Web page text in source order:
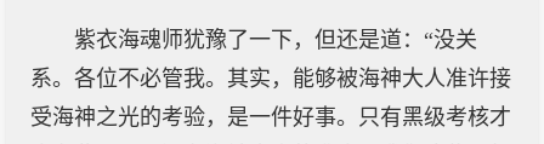
紫衣海魂师犹豫了一下，但还是道：“没关
系。各位不必管我。其实，能够被海神大人准许接
受海神之光的考验，是一件好事。只有黑级考核才